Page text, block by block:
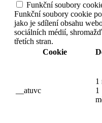
Funkční soubory
Funkční soubory cookie
jako je sdílení obsahu
sociálních médií,
třetích stran.
Cookie
__atuvc
1
1